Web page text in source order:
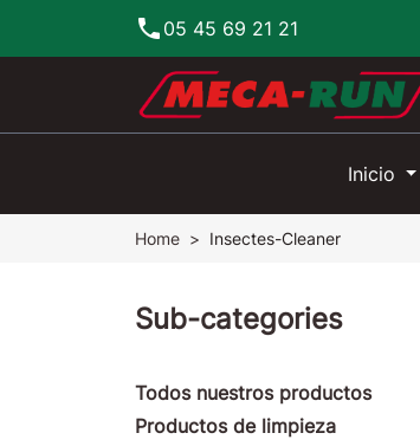
phone 05 45 69 21 21
Inicio
Home Insectes-Cleaner
Sub-categories
Todos nuestros productos
Productos de limpieza